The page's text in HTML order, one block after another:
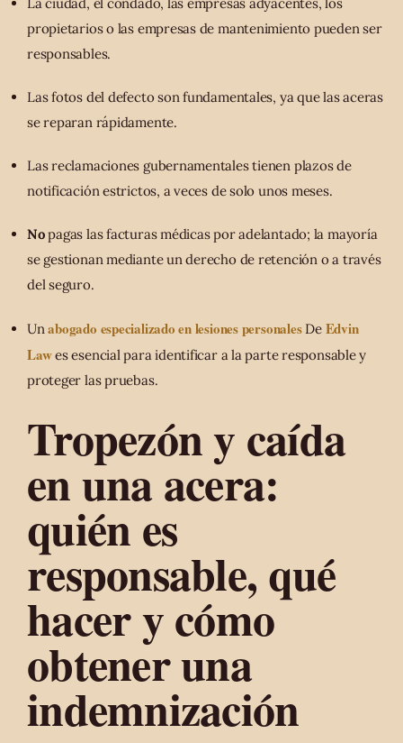
propietarios o las empresas de mantenimiento pueden ser
responsables.
Las fotos del defecto son fundamentales, ya que las aceras
se reparan rápidamente.
Las reclamaciones gubernamentales tienen plazos de
notificación estrictos, a veces de solo unos meses.
Nopagas las facturas médicas por adelantado; la mayoría
se gestionan mediante un derecho de retención o a través
del seguro.
Unabogado especializado en lesiones personales De Edvin
Lawes esencial para identificar a la parte responsable y
proteger las pruebas.
Tropezón y caída
en una acera:
quién es
responsable, qué
hacer y cómo
obtener una
indemnización